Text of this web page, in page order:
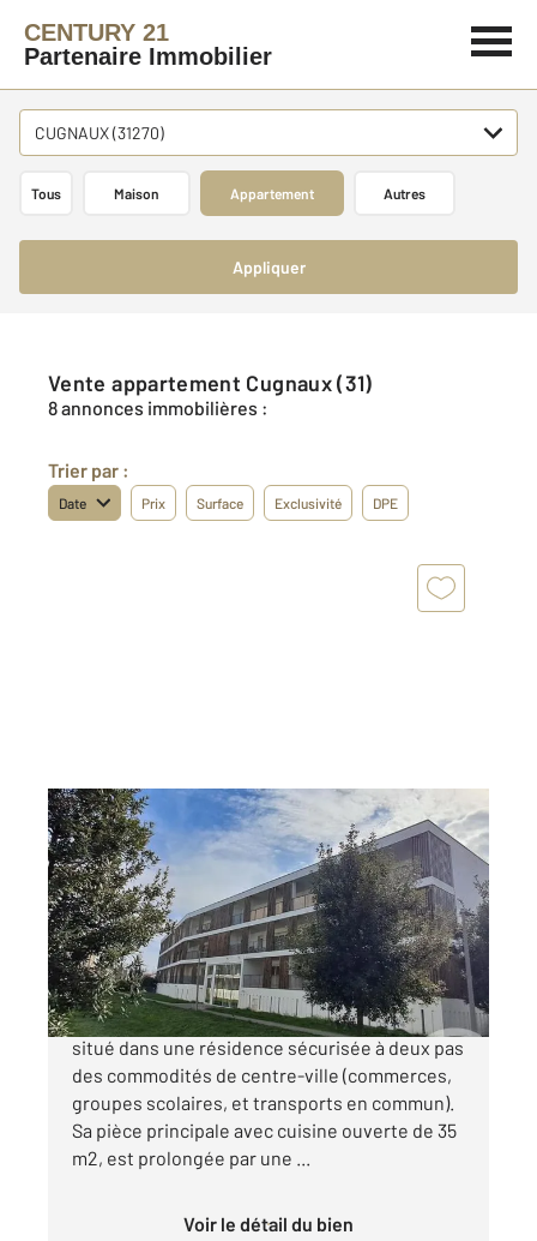
CENTURY 21
Partenaire Immobilier
CUGNAUX (31270)
Tous Maison Appartement Autres
Appliquer
Vente appartement Cugnaux (31)
8 annonces immobilières :
Trier par :
Date Prix Surface Exclusivité DPE
CUGNAUX 31
79,70 m2, 4 pièces
Ref : 68298
Appartement T4 à vendre
178 000 €
CUGNAUX. Cet appartement T4 de 80 m2 est
situé dans une résidence sécurisée à deux pas
des commodités de centre-ville (commerces,
groupes scolaires, et transports en commun).
Sa pièce principale avec cuisine ouverte de 35
m2, est prolongée par une ...
Voir le détail du bien